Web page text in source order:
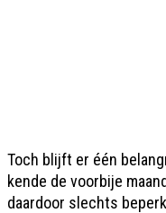
Toch blijft er één
kende de voorbije
daardoor slechts